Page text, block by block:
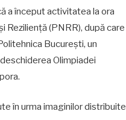
a început activitatea la ora
(PNRR), după care
București, un
Olimpiadei
în urma imaginilor distribuite